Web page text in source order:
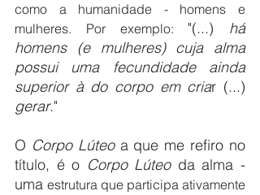
como a humanidade - homens e
mulheres. Por exemplo: "(...) há
homens (e mulheres) cuja alma
possui uma fecundidade ainda
superior à do corpo em cria
gerar."
O Corpo Lúteo a que me refiro no
título, é o Corpo Lúteo da alma -
uma estrutura que participa ativamente